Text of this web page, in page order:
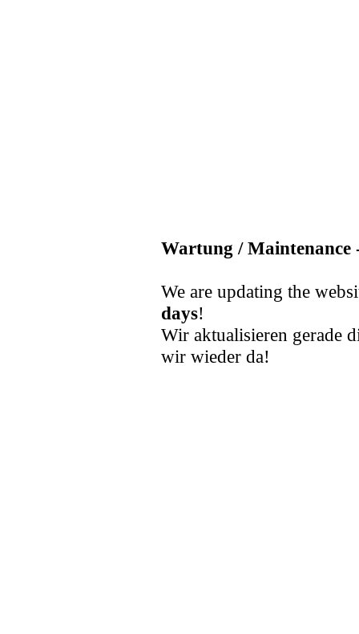
Wartung / Maintenance
We are updating the
days!
Wir aktualisieren gerade
wir wieder da!